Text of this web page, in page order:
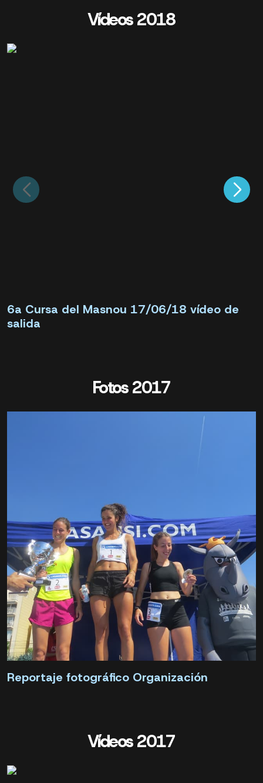
Vídeos 2018
6a Cursa del Masnou 17/06/18 vídeo de
salida
Fotos 2017
Reportaje fotográfico Organización
Vídeos 2017